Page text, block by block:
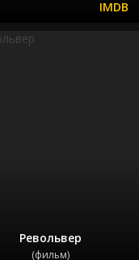
Револьвер
(фильм)